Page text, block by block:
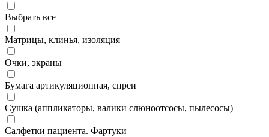
Выбрать все
Матрицы, клинья, изоляция
Очки, экраны
Бумага артикуляционная, спреи
Сушка (аппликаторы, валики слюноотсосы, пылесосы)
Салфетки пациента. Фартуки